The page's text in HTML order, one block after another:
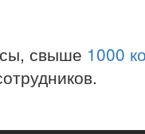
свыше 1000